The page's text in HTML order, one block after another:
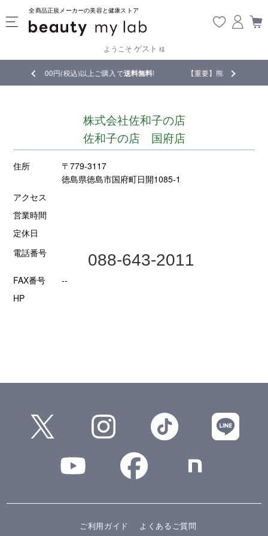
全商品正規メーカーの美容と健康ストア
ようこそ ゲスト 様
(税込)以上ご購入で送料無料! 【重要】熊本地震の影響により遅延が生
株式会社佐和子の店
佐和子の店 国府店
住所
〒779-3117
徳島県徳島市国府町日開1085-1
アクセス
営業時間
定休日
電話番号
088-643-2011
FAX番号
--
HP
ご利用ガイド よくあるご質問